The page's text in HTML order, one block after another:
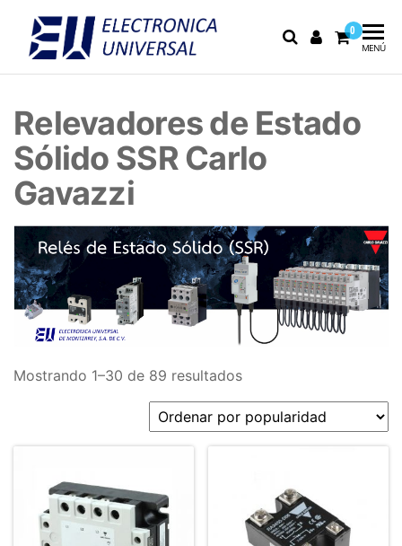
Electrónica
Universal
Electrónica
medición
0
MENÚ
Relevadores de Estado
Sólido SSR Carlo
Gavazzi
Mostrando 1–30 de 89 resultados